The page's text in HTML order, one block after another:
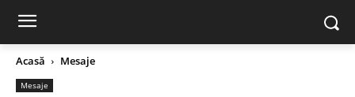
Acasă Mesaje
Mesaje